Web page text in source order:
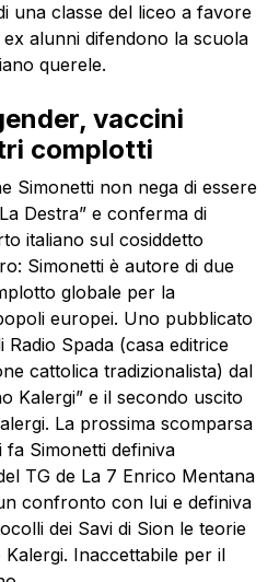
una classe del liceo a favore
alunni difendono la scuola
querele.
vaccini
complotti
Simonetti non nega di essere
Destra” e conferma di
italiano sul cosiddetto
Simonetti è autore di due
globale per la
europei. Uno pubblicato
Radio Spada (casa editrice
cattolica tradizionalista) dal
Kalergi” e il secondo uscito
La prossima scomparsa
fa Simonetti definiva
TG de La 7 Enrico Mentana
confronto con lui e definiva
dei Savi di Sion le teorie
Inaccettabile per il